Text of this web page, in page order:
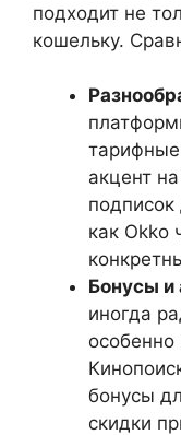
подходит не
кошельку.
акцент
как Okko
Бонусы и
иногда
бонусы
скидки